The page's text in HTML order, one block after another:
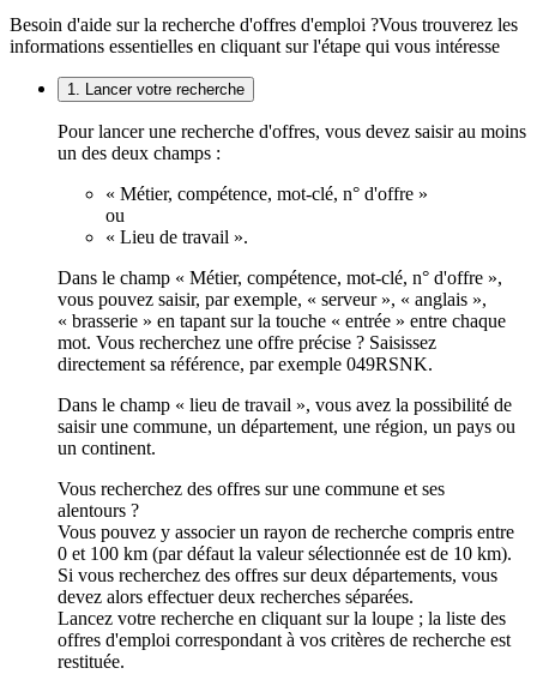
Besoin d'aide sur la recherche d'offres d'emploi ?Vous trouverez les
informations essentielles en cliquant sur l'étape qui vous intéresse
1. Lancer votre recherche
Pour lancer une recherche d'offres, vous devez saisir au moins
un des deux champs :
« Métier, compétence, mot-clé, n° d'offre »
ou
« Lieu de travail ».
Dans le champ « Métier, compétence, mot-clé, n° d'offre »,
vous pouvez saisir, par exemple, « serveur », « anglais »,
« brasserie » en tapant sur la touche « entrée » entre chaque
mot. Vous recherchez une offre précise ? Saisissez
directement sa référence, par exemple 049RSNK.
Dans le champ « lieu de travail », vous avez la possibilité de
saisir une commune, un département, une région, un pays ou
un continent.
Vous recherchez des offres sur une commune et ses
alentours ?
Vous pouvez y associer un rayon de recherche compris entre
0 et 100 km (par défaut la valeur sélectionnée est de 10 km).
Si vous recherchez des offres sur deux départements, vous
devez alors effectuer deux recherches séparées.
Lancez votre recherche en cliquant sur la loupe ; la liste des
offres d'emploi correspondant à vos critères de recherche est
restituée.